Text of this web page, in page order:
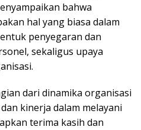
bahwa
hal yang biasa dalam
penyegaran dan
sekaligus upaya
dari dinamika organisasi
kinerja dalam melayani
terima kasih dan